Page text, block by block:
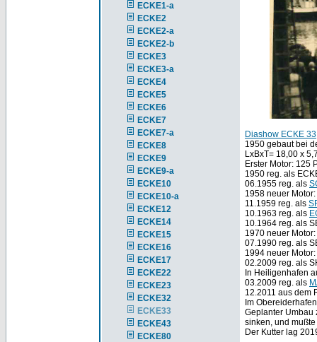
ECKE1-a
ECKE2
ECKE2-a
ECKE2-b
ECKE3
ECKE3-a
ECKE4
ECKE5
ECKE6
ECKE7
ECKE7-a
ECKE8
ECKE9
ECKE9-a
ECKE10
ECKE10-a
ECKE12
ECKE14
ECKE15
ECKE16
ECKE17
ECKE22
ECKE23
ECKE32
ECKE33
ECKE43
ECKE80
Diashow ECKE 33
1950 gebaut bei
LxBxT= 18,00 x
Erster Motor: 125
1950 reg. als
06.1955 reg. als
1958 neuer
11.1959 reg. als
10.1963 reg. als
10.1964 reg. als
1970 neuer
07.1990 reg. als
1994 neuer
02.2009 reg. als
In Heiligenhafen
03.2009 reg. als
12.2011 aus dem
Im
Geplanter Umbau
sinken, und
Der Kutter lag